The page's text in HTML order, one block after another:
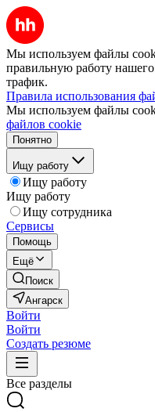
Мы используем файлы
правильную работу нашего
трафик.
Правила использования
Мы используем файлы
файлов cookie
Понятно
Ищу работу
Ищу работу
Ищу работу
Ищу сотрудника
Сервисы
Помощь
Ещё
Поиск
Ангарск
Войти
Войти
Создать резюме
Все разделы